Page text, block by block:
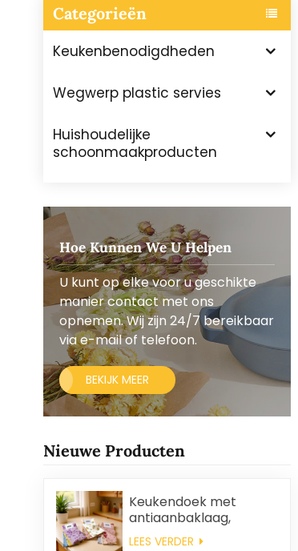
Categorieën
Keukenbenodigdheden
Wegwerp plastic servies
Huishoudelijke
schoonmaakproducten
Hoe Kunnen We U Helpen
U kunt op elke voor u geschikte
manier contact met ons
opnemen. Wij zijn 24/7 bereikbaar
via e-mail of telefoon.
BEKIJK MEER
Nieuwe Producten
Keukendoek met
antiaanbaklaag,
gemakkelijk schoon te
LEES VERDER